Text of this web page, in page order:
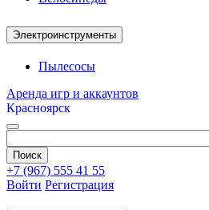
Электроинструменты
Пылесосы
Аренда игр и аккаунтов
Красноярск
+7 (967) 555 41 55
Войти Регистрация